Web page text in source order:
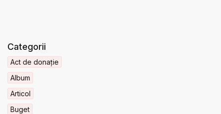
Categorii
Act de donație
Album
Articol
Buget